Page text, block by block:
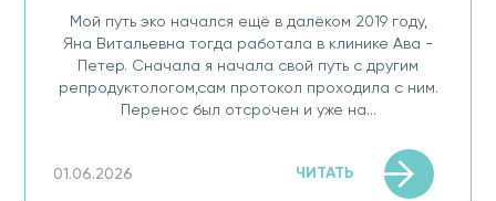
Мой путь эко начался ещё в далёком 2019 году,
Яна Витальевна тогда работала в клинике Ава -
Петер. Сначала я начала свой путь с другим
репродуктологом,сам протокол проходила с ним.
Перенос был отсрочен и уже на...
01.06.2026 ЧИТАТЬ